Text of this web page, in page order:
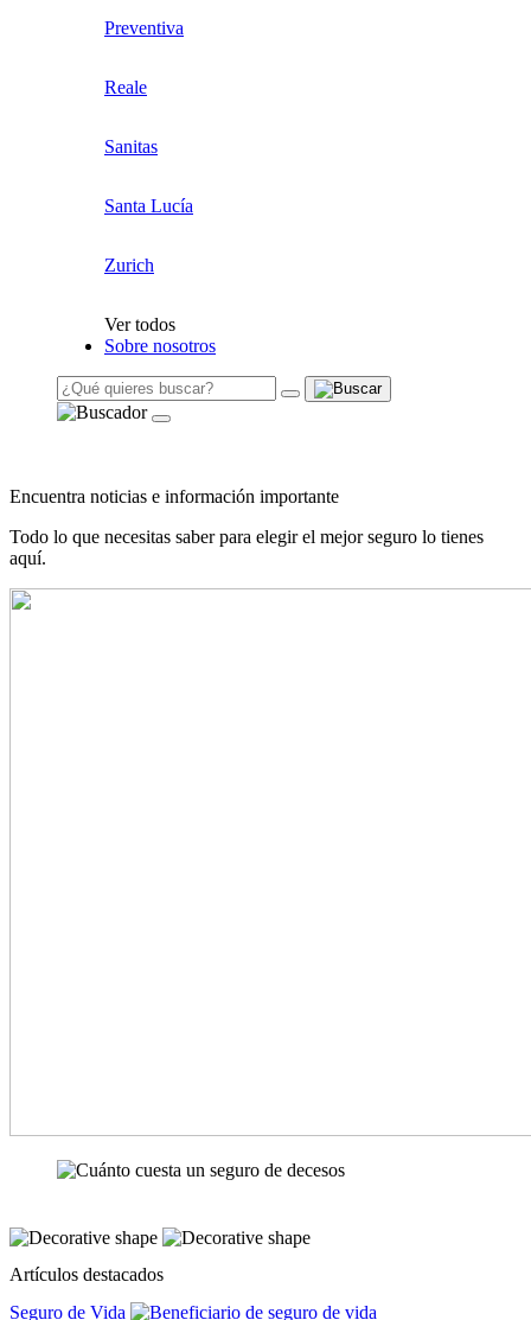
Preventiva
Reale
Sanitas
Santa Lucía
Zurich
Ver todos
Sobre nosotros
Encuentra noticias e información importante
Todo lo que necesitas saber para elegir el mejor seguro lo tienes
aquí.
Artículos destacados
Seguro de Vida